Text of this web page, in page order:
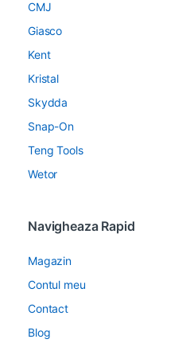
CMJ
Giasco
Kent
Kristal
Skydda
Snap-On
Teng Tools
Wetor
Navigheaza Rapid
Magazin
Contul meu
Contact
Blog